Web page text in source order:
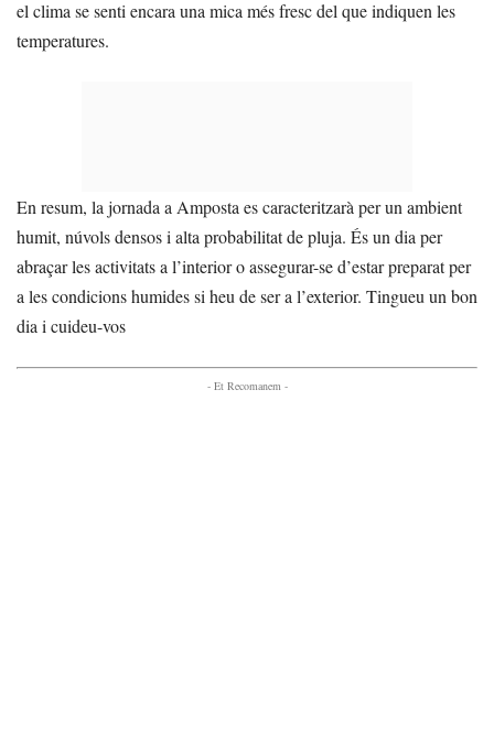
el clima se senti encara una mica més fresc del que indiquen les
temperatures.
En resum, la jornada a Amposta es caracteritzarà per un ambient
humit, núvols densos i alta probabilitat de pluja. És un dia per
abraçar les activitats a l’interior o assegurar-se d’estar preparat per
a les condicions humides si heu de ser a l’exterior. Tingueu un bon
dia i cuideu-vos
- Et Recomanem -